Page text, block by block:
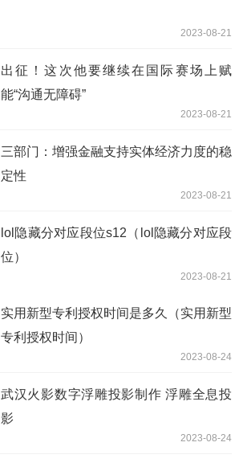
2023-08-21
出征！这次他要继续在国际赛场上赋
能“沟通无障碍”
2023-08-21
三部门：增强金融支持实体经济力度的稳
定性
2023-08-21
lol隐藏分对应段位s12（lol隐藏分对应段
位）
2023-08-21
实用新型专利授权时间是多久（实用新型
专利授权时间）
2023-08-24
武汉火影数字浮雕投影制作 浮雕全息投
影
2023-08-24